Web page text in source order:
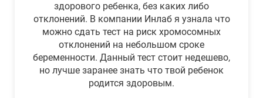
здорового ребенка, без каких либо
отклонений. В компании Инлаб я узнала что
можно сдать тест на риск хромосомных
отклонений на небольшом сроке
беременности. Данный тест стоит недешево,
но лучше заранее знать что твой ребенок
родится здоровым.